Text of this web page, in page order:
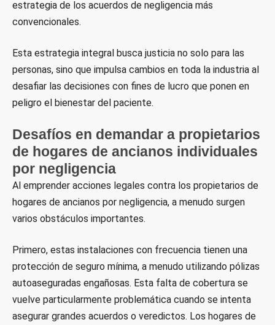
estrategia de los acuerdos de negligencia más
convencionales.
Esta estrategia integral busca justicia no solo para las
personas, sino que impulsa cambios en toda la industria al
desafiar las decisiones con fines de lucro que ponen en
peligro el bienestar del paciente.
Desafíos en demandar a propietarios
de hogares de ancianos individuales
por negligencia
Al emprender acciones legales contra los propietarios de
hogares de ancianos por negligencia, a menudo surgen
varios obstáculos importantes.
Primero, estas instalaciones con frecuencia tienen una
protección de seguro mínima, a menudo utilizando pólizas
autoaseguradas engañosas. Esta falta de cobertura se
vuelve particularmente problemática cuando se intenta
asegurar grandes acuerdos o veredictos. Los hogares de